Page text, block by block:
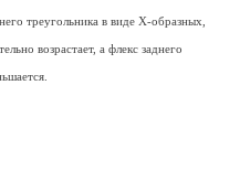
треугольника в виде Х-образных,
возрастает, а флекс заднего